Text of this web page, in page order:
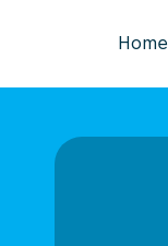
Home